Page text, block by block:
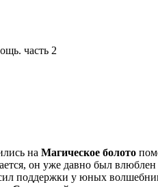
на Магическое болото
он уже давно был влюблен
поддержки у юных